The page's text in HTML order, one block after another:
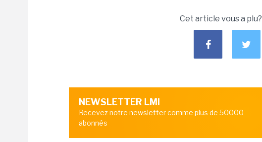
Cet article vous a plu?
NEWSLETTER LMI
Recevez notre newsletter comme plus de 50000
abonnés